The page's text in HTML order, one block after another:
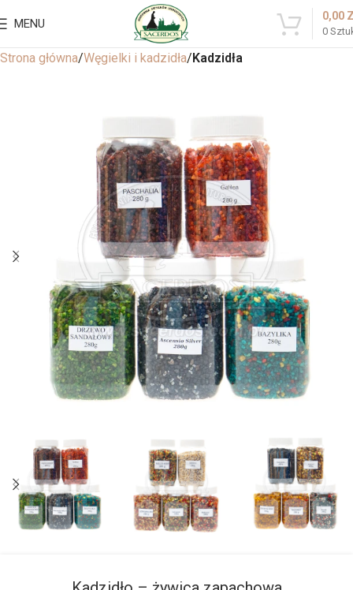
MENU
0
0,00
Strona główna Węgielki i kadzidła Kadzidła